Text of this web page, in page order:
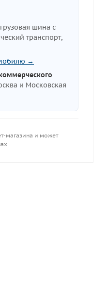
шина с
транспорт,
→
и Московская
магазина и может